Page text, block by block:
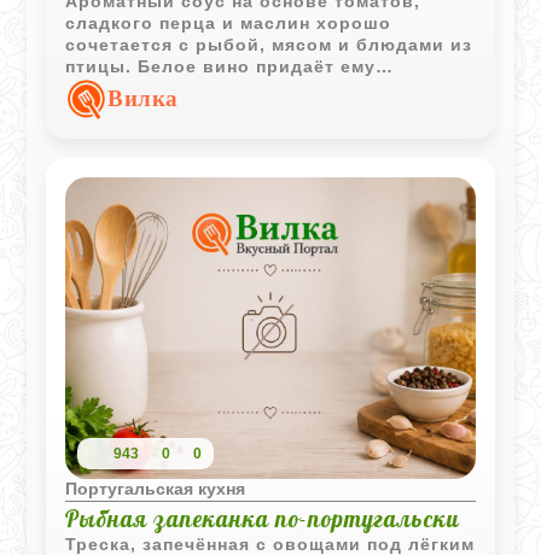
сладкого перца и маслин хорошо
сочетается с рыбой, мясом и блюдами из
птицы. Белое вино придаёт ему
выразительный вкус и лёгкие пряные
оттенки.
Вилка
943 0 0
Португальская кухня
Рыбная запеканка по-португальски
Треска, запечённая с овощами под лёгким